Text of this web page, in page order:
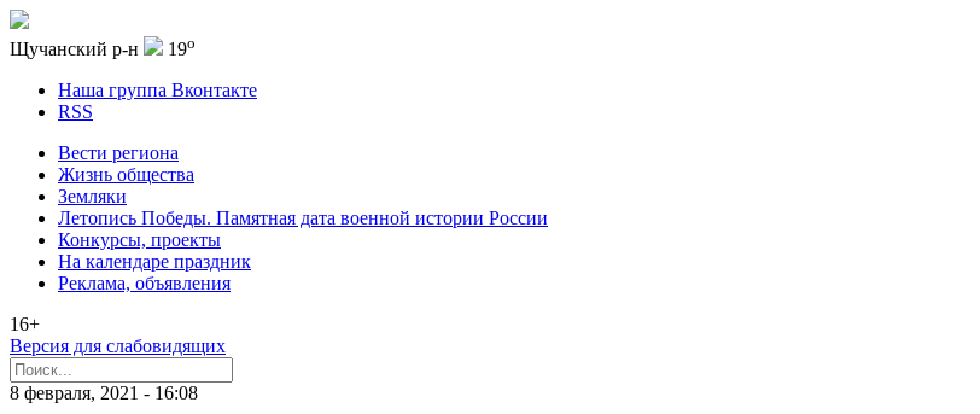
Щучанский р-н 19o
Наша группа Вконтакте
RSS
Вести региона
Жизнь общества
Земляки
Летопись Победы. Памятная дата военной истории России
Конкурсы, проекты
На календаре праздник
Реклама, объявления
16+
Версия для слабовидящих
8 февраля, 2021 - 16:08